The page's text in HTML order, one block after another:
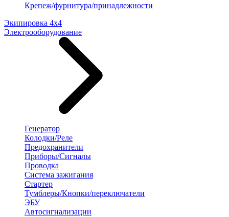
Крепеж/фурнитура/принадлежности
Экипировка 4х4
Электрооборудование
Генератор
Колодки/Реле
Предохранители
Приборы/Сигналы
Проводка
Система зажигания
Стартер
Тумблеры/Кнопки/переключатели
ЭБУ
Автосигнализации